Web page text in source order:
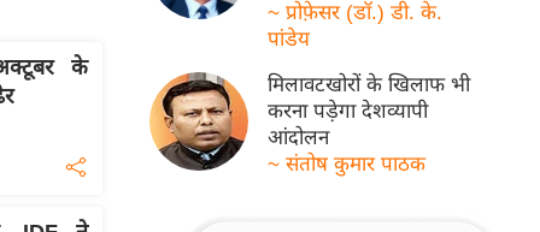
के
~ प्रोफ़ेसर (डॉ.) डी. के.
पांडेय
मिलावटखोरों के खिलाफ भी
करना पड़ेगा देशव्यापी
आंदोलन
~ संतोष कुमार पाठक